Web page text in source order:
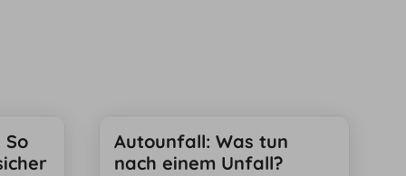
Autounfall: Was tun
nach einem Unfall?